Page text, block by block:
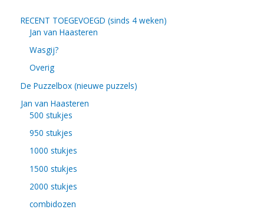
RECENT TOEGEVOEGD (sinds 4 weken)
Jan van Haasteren
Wasgij?
Overig
De Puzzelbox (nieuwe puzzels)
Jan van Haasteren
500 stukjes
950 stukjes
1000 stukjes
1500 stukjes
2000 stukjes
combidozen